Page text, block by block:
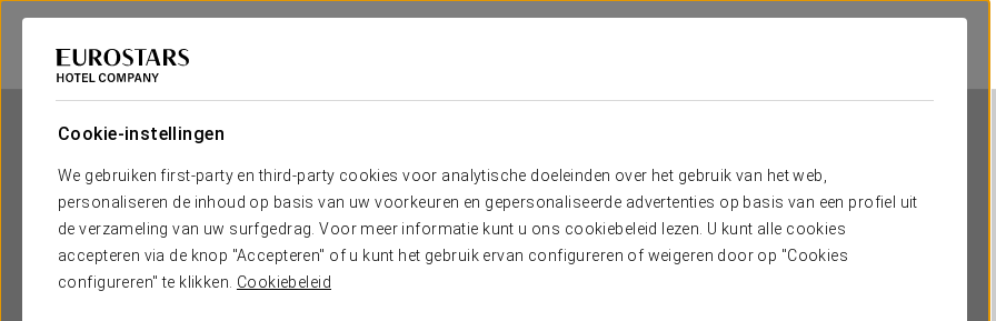
Cookie-instellingen
We gebruiken first-party en third-party cookies voor analytische doeleinden over het gebruik van het web,
personaliseren de inhoud op basis van uw voorkeuren en gepersonaliseerde advertenties op basis van een profiel uit
de verzameling van uw surfgedrag. Voor meer informatie kunt u ons cookiebeleid lezen. U kunt alle cookies
accepteren via de knop "Accepteren" of u kunt het gebruik ervan configureren of weigeren door op "Cookies
configureren" te klikken. Cookiebeleid